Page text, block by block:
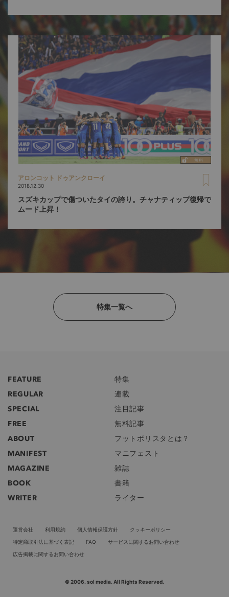
アロンコット ドゥアンクローイ
2018.12.30
スズキカップで傷ついたタイの誇り。チャナティップ復帰で
ムード上昇！
特集一覧へ
FEATURE
特集
REGULAR
連載
SPECIAL
注目記事
FREE
無料記事
ABOUT
フットボリスタとは？
MANIFEST
マニフェスト
MAGAZINE
雑誌
BOOK
書籍
WRITER
ライター
運営会社 利用規約 個人情報保護方針
クッキーポリシー
特定商取引法に基づく表記
FAQ
サービスに関するお問い合わせ
広告掲載に関するお問い合わせ
© 2006. sol media. All Rights Reserved.